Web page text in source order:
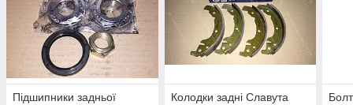
Підшипники задньої
Колодки задні Славута